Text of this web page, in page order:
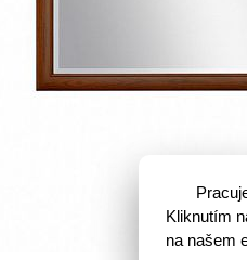
Kliknutím
na našem